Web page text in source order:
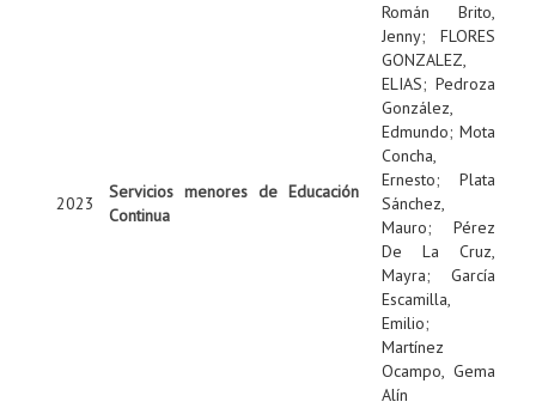
2023
Servicios menores de Educación
Continua
Román Brito,
Jenny; FLORES
GONZALEZ,
ELIAS; Pedroza
González,
Edmundo; Mota
Concha,
Ernesto; Plata
Sánchez,
Mauro; Pérez
De La Cruz,
Mayra; García
Escamilla,
Emilio;
Martínez
Ocampo, Gema
Alín